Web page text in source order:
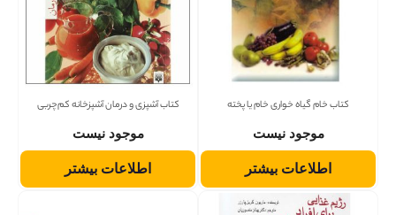
کتاب خام گیاه خواری خام یا پخته
موجود نیست
اطلاعات بیشتر
کتاب آشپزی و درمان آشپزخانه کم‌چربی
موجود نیست
اطلاعات بیشتر